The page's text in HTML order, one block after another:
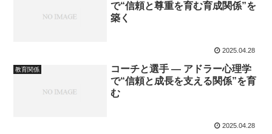
で“信頼と尊重を育む育成関係”を
築く
2025.04.28
教育関係
コーチと選手 ― アドラー心理学
で“信頼と成長を支える関係”を育
む
2025.04.28